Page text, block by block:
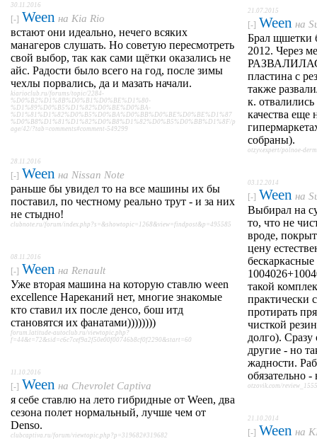
30.11.2016
[-] Ween на Kia Rio
встают они идеально, нечего всяких
манагеров слушать. Но советую пересмотреть
свой выбор, так как сами щётки оказались не
айс. Радости было всего на год, после зимы
чехлы порвались, да и мазать начали.
kiarioclub.ru/forums/topic/2284-
%D0%B2%D1%8B%D0%B1%D0%BE%D1%80-
%D1%89%D0%B5%D1%82%D0%BE%D0%BA-
%D1%81%D1%82%D0%B5%D0%BA%D0%BB%D0%BE%D0%BE%D1%87
%D0%B8%D1%81%D1%82%D0%B8%D1%82%D0%B5%D0%BB%D1%8F/p
age/42/?tab=comments#comment-549299
28.11.2016
[-] Ween на Nissan Note
раньше бы увидел то на все машины их бы
поставил, по честному реально трут - и за них
не стыдно!
clubnote.ru/forum/index.php?s=&showtopic=1268&view=findpost&p=495585
08.11.2016
[-] Ween на Renault
Уже вторая машина на которую ставлю ween
excellence Нареканий нет, многие знакомые
кто ставил их после денсо, бош итд
становятся их фанатами))))))))
forum.latitude-autoclub.ru/viewtopic.php?
f=44&t=72&sid=c6c7cef9a2f50e00f00746b8cf0f2290&start=60
11.10.2016
[-] Ween на Chevrolet Captiva
я себе ставлю на лето гибридные от Ween, два
сезона полет нормальный, лучше чем от
Denso.
clubcaptiva.ru/forum/viewtopic.php?p=319682#319682
21.07.2015
[-] Ween на
Брал щшетки
2012. Через
пластина с
также
к.
качества еще
собраны).
otzyv.expert/polnoe-
03.12.2014
[-] Ween на
Выбирал на
то, что не
вроде,
цену
такой
практически
протирать
чисткой
долго). Сразу
другие - но
жадности.
обязательно -
otzovik.com/
21.10.2014
[-] Ween на